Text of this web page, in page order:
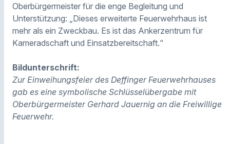
Oberbürgermeister für die enge Begleitung und
Unterstützung: „Dieses erweiterte Feuerwehrhaus ist
mehr als ein Zweckbau. Es ist das Ankerzentrum für
Kameradschaft und Einsatzbereitschaft.“
Bildunterschrift:
Zur Einweihungsfeier des Deffinger Feuerwehrhauses
gab es eine symbolische Schlüsselübergabe mit
Oberbürgermeister Gerhard Jauernig an die Freiwillige
Feuerwehr.